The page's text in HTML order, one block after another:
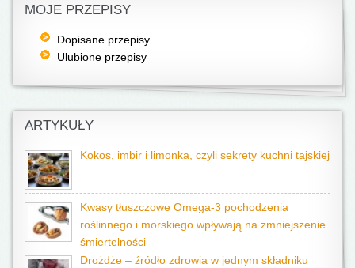
MOJE PRZEPISY
Dopisane przepisy
Ulubione przepisy
ARTYKUŁY
Kokos, imbir i limonka, czyli sekrety kuchni tajskiej
Kwasy tłuszczowe Omega-3 pochodzenia
roślinnego i morskiego wpływają na zmniejszenie
śmiertelności
Drożdże – źródło zdrowia w jednym składniku